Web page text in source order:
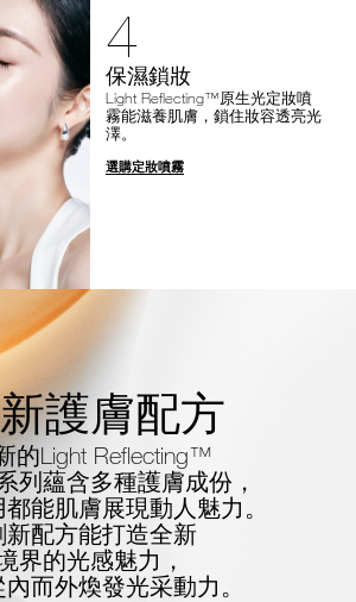
4
保濕鎖妝
Light Reflecting™原生光定妝噴
霧能滋養肌膚，鎖住妝容透亮光
澤。
選購定妝噴霧
護膚配方
的Light Reflecting™
列蘊含多種護膚成份，
能肌膚展現動人魅力。
新配方能打造全新
界的光感魅力，
而外煥發光采動力。